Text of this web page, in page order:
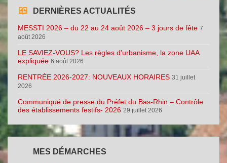
DERNIÈRES ACTUALITÉS
MESSTI 2026 – du 22 au 24 août 2026 – 3 jours de fête 7
août 2026
LE SAVIEZ-VOUS? Les règles d’urbanisme, la zone UAA
expliquée 6 août 2026
RENTRÉE 2026-2027: NOUVEAUX HORAIRES 31 juillet
2026
Communiqué de presse du Préfet du Bas-Rhin – Contrôle
des établissements festifs- 2026 29 juillet 2026
MES DÉMARCHES